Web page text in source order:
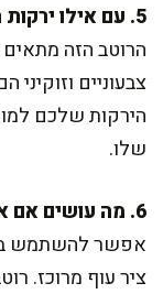
5. עם אילו ירקות המנה תשתלב הכי טוב?
הרוטב הזה מתאים
צבעוניים
הירקות שלכם
שלו.
6. מה עושים אם אין רוטב סויה?
אפשר להשתמש
ציר עוף מרוכז.